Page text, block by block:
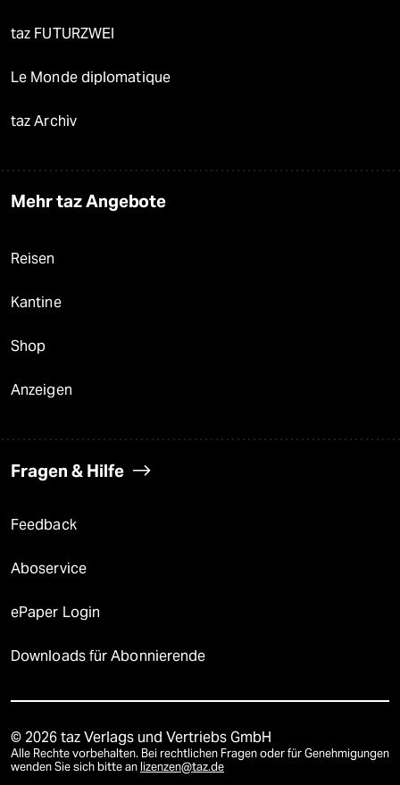
taz FUTURZWEI
Le Monde diplomatique
taz Archiv
Mehr taz Angebote
Reisen
Kantine
Shop
Anzeigen
Fragen & Hilfe
Feedback
Aboservice
ePaper Login
Downloads für Abonnierende
© 2026 taz Verlags und Vertriebs GmbH
Alle Rechte vorbehalten. Bei rechtlichen Fragen oder für Genehmigungen
wenden Sie sich bitte an lizenzen@taz.de